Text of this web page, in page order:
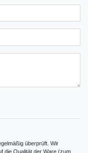
überprüft. Wir
die Qualität der Ware (zum